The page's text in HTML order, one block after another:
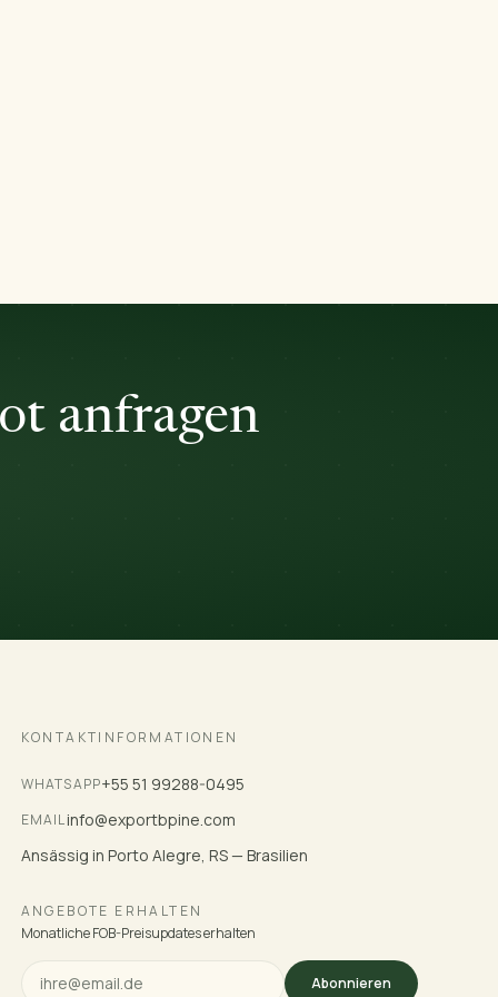
anfragen
KONTAKTINFORMATIONEN
WHATSAPP+55 51 99288-0495
EMAILinfo@exportbpine.com
Ansässig in Porto Alegre, RS — Brasilien
ANGEBOTE ERHALTEN
Monatliche FOB-Preisupdates erhalten
Abonnieren